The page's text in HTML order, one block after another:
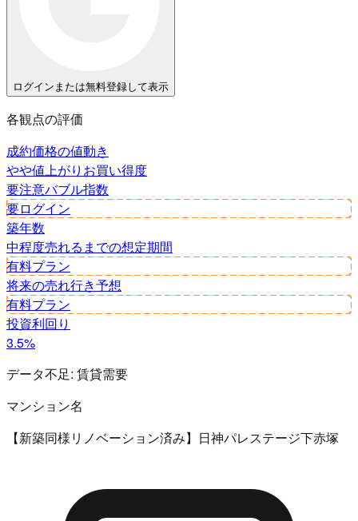
ログインまたは無料登録して表示
各観点の評価
成約価格の値動き
やや値上がり お買い得度
要注意バブル指数
要ログイン
築年数
中程度売れるまでの想定期間
有料プラン
将来の売れ行き予想
有料プラン
投資利回り
3.5%
データ不足: 賃貸需要
マンション名
【新築同様リノベーション済み】日神パレステージ下赤塚